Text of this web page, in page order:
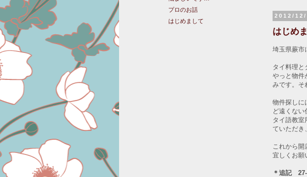
2012/12/
はじめ
埼玉県蕨市
タイ料理と
やっと物件
みです。そ
物件探しに
ど遠くな
タイ語教
ていただき
これから開
宜しくお願
＊追記
プロのお話
はじめまして